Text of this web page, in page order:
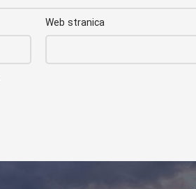
Web stranica